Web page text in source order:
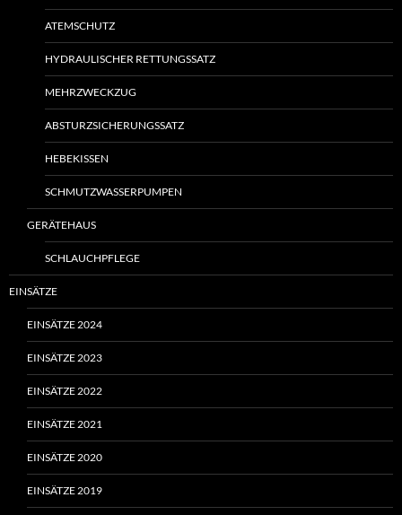
ATEMSCHUTZ
HYDRAULISCHER RETTUNGSSATZ
MEHRZWECKZUG
ABSTURZSICHERUNGSSATZ
HEBEKISSEN
SCHMUTZWASSERPUMPEN
GERÄTEHAUS
SCHLAUCHPFLEGE
EINSÄTZE
EINSÄTZE 2024
EINSÄTZE 2023
EINSÄTZE 2022
EINSÄTZE 2021
EINSÄTZE 2020
EINSÄTZE 2019